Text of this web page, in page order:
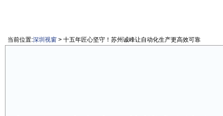
当前位置:深圳视窗 > 十五年匠心坚守！苏州诚峰让自动化生产更高效可靠